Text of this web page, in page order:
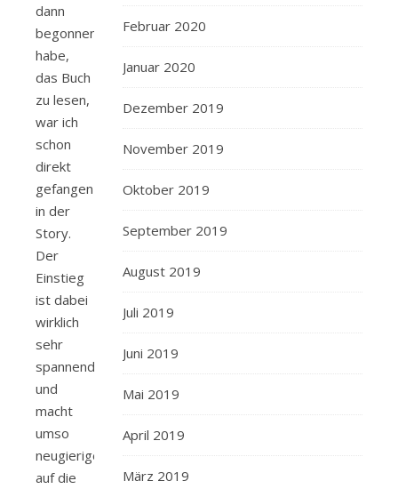
dann
begonnen
habe,
das Buch
zu lesen,
war ich
schon
direkt
gefangen
in der
Story.
Der
Einstieg
ist dabei
wirklich
sehr
spannend
und
macht
umso
neugieriger
auf die
Februar 2020
Januar 2020
Dezember 2019
November 2019
Oktober 2019
September 2019
August 2019
Juli 2019
Juni 2019
Mai 2019
April 2019
März 2019